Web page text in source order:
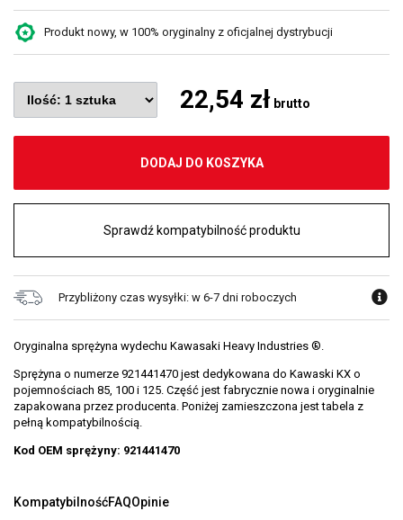
Produkt nowy, w 100% oryginalny z oficjalnej dystrybucji
22,54 zł brutto
DODAJ DO KOSZYKA
Sprawdź kompatybilność produktu
Przybliżony czas wysyłki: w 6-7 dni roboczych
Oryginalna sprężyna wydechu Kawasaki Heavy Industries ®.
Sprężyna o numerze 921441470 jest dedykowana do Kawaski KX o
pojemnościach 85, 100 i 125. Część jest fabrycznie nowa i oryginalnie
zapakowana przez producenta. Poniżej zamieszczona jest tabela z
pełną kompatybilnością.
Kod OEM sprężyny: 921441470
KompatybilnośćFAQOpinie